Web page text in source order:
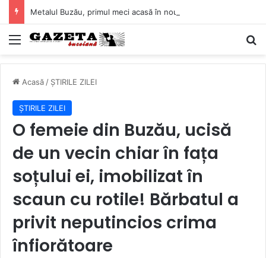
Mediu
Acasă / ȘTIRILE ZILEI
ȘTIRILE ZILEI
O femeie din Buzău, ucisă
de un vecin chiar în fața
soțului ei, imobilizat în
scaun cu rotile! Bărbatul a
privit neputincios crima
înfiorătoare